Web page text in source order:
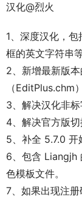
汉化@烈火
1、深度汉化，
框的英文字符串
2、新增最新版
（
3、解决汉化非
4、解决官方版
5、补全 5.7.0 开
6、包含 Liangjh
色模板文件。
7、如果出现注